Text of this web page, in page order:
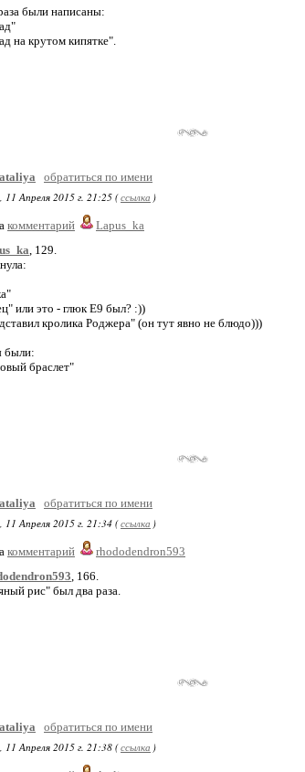
были написаны:
на крутом кипятке".
обратиться по имени
11 Апреля 2015 г. 21:25 (ссылка )
комментарий
Lapus_ka
, 129.
или это - глюк Е9 был? :))
кролика Роджера" (он тут явно не блюдо)))
были:
браслет"
обратиться по имени
11 Апреля 2015 г. 21:34 (ссылка )
комментарий
rhododendron593
, 166.
рис" был два раза.
обратиться по имени
11 Апреля 2015 г. 21:38 (ссылка )